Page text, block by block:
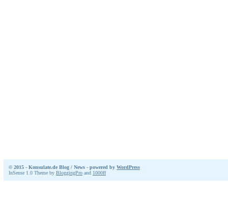
© 2015 - Konsulate.de Blog / News - powered by WordPress
InSense 1.0 Theme by BloggingPro and 1000ff